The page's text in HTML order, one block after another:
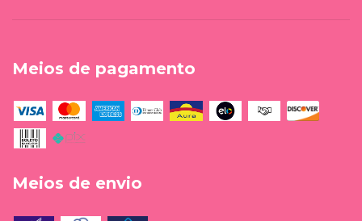
Meios de pagamento
Meios de envio